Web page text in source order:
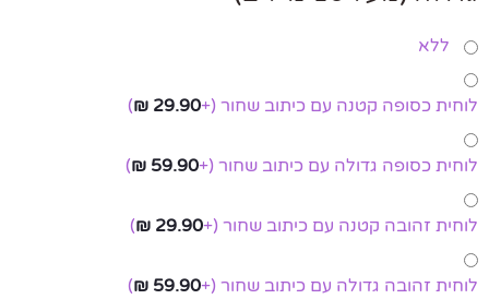
ללא
לוחית כסופה קטנה עם כיתוב שחור (+
29.90
₪
)
לוחית כסופה גדולה עם כיתוב שחור (+
59.90
₪
)
לוחית זהובה קטנה עם כיתוב שחור (+
29.90
₪
)
לוחית זהובה גדולה עם כיתוב שחור (+
59.90
₪
)